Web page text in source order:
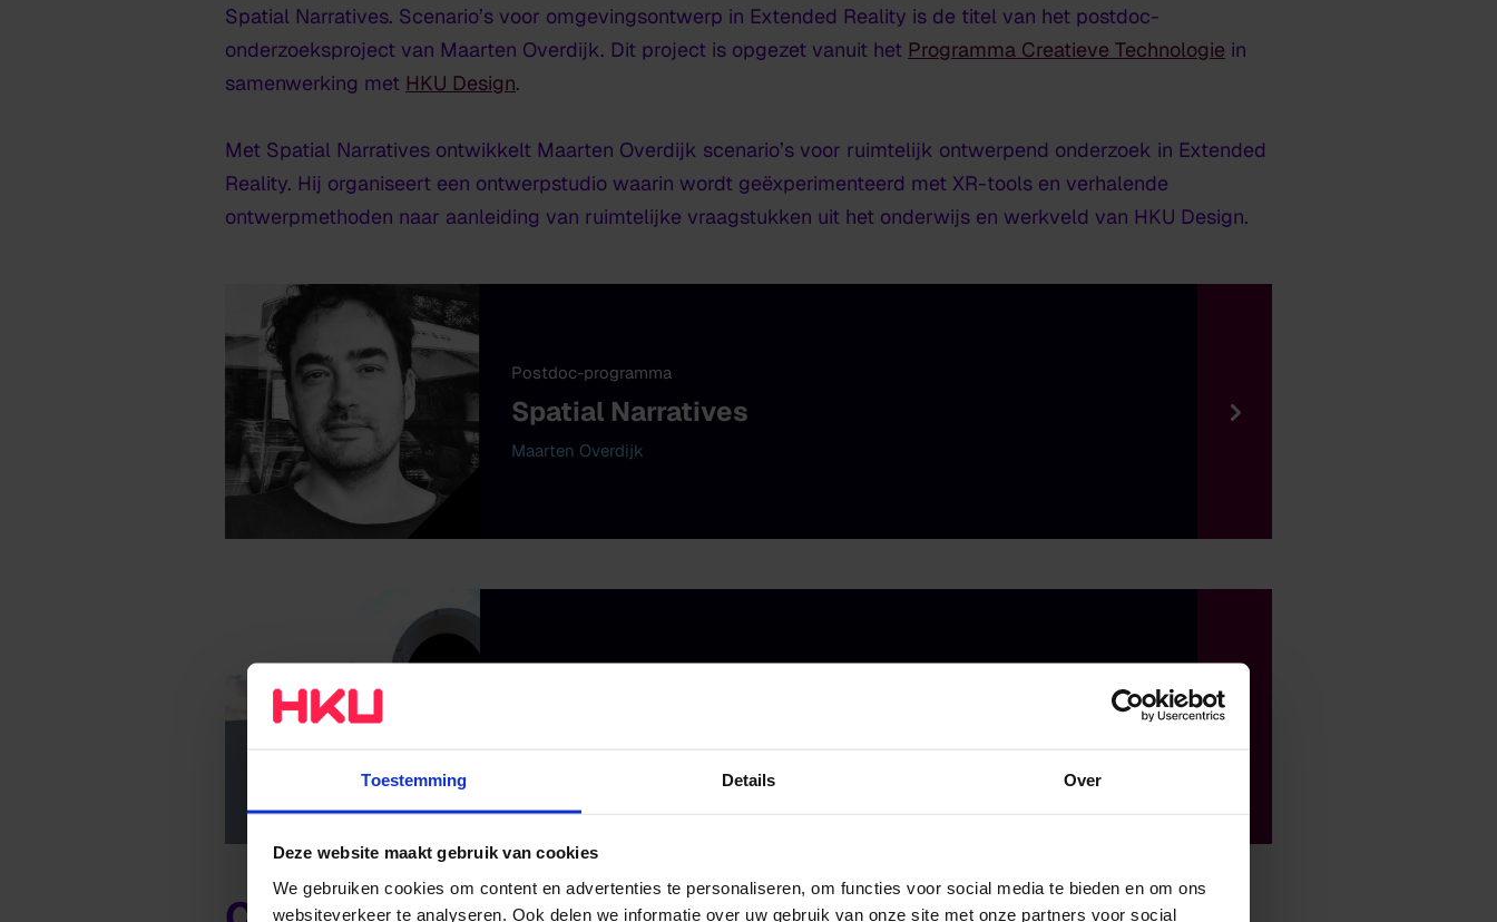
Toestemming Details Over
Deze website maakt gebruik van cookies
We gebruiken cookies om content en advertenties te personaliseren, om functies voor social media te bieden en om ons
websiteverkeer te analyseren. Ook delen we informatie over uw gebruik van onze site met onze partners voor social
Spatial Narratives. Scenario’s voor omgevingsontwerp in Extended Reality is de titel van het postdoc-
onderzoeksproject van Maarten Overdijk. Dit project is opgezet vanuit het Programma Creatieve Technologie in
samenwerking met HKU Design.
Met Spatial Narratives ontwikkelt Maarten Overdijk scenario’s voor ruimtelijk ontwerpend onderzoek in Extended
Reality. Hij organiseert een ontwerpstudio waarin wordt geëxperimenteerd met XR-tools en verhalende
ontwerpmethoden naar aanleiding van ruimtelijke vraagstukken uit het onderwijs en werkveld van HKU Design.
Postdoc-programma
Spatial Narratives
Maarten Overdijk
Virtuele verkenning van de ruimte van de toekomst